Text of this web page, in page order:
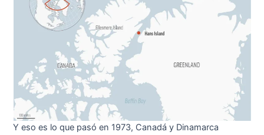
Y eso es lo que pasó en 1973, Canadá y Dinamarca